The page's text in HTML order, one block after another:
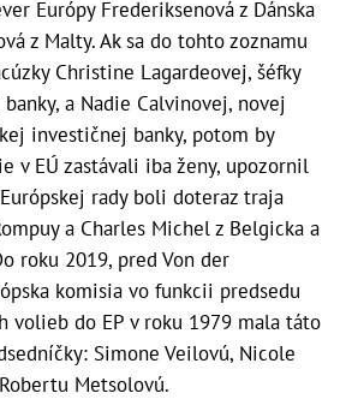
Európy Frederiksenová z Dánska
z Malty. Ak sa do tohto zoznamu
Christine Lagardeovej, šéfky
a Nadie Calvinovej, novej
investičnej banky, potom by
v EÚ zastávali iba ženy, upozornil
rady boli doteraz traja
a Charles Michel z Belgicka a
roku 2019, pred Von der
komisia vo funkcii predsedu
volieb do EP v roku 1979 mala táto
Simone Veilovú, Nicole
Metsolovú.